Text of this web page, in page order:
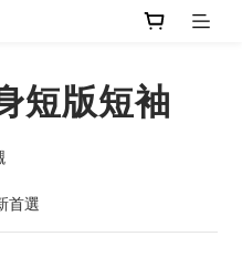
短版短袖
首選